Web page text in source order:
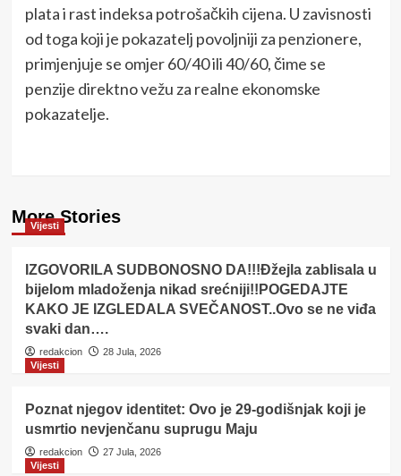
plata i rast indeksa potrošačkih cijena. U zavisnosti
od toga koji je pokazatelj povoljniji za penzionere,
primjenjuje se omjer 60/40 ili 40/60, čime se
penzije direktno vežu za realne ekonomske
pokazatelje.
More Stories
Vijesti
IZGOVORILA SUDBONOSNO DA!!!Đžejla zablisala u
bijelom mladoženja nikad srećniji!!POGEDAJTE
KAKO JE IZGLEDALA SVEČANOST..Ovo se ne viđa
svaki dan….
redakcion
28 Jula, 2026
Vijesti
Poznat njegov identitet: Ovo je 29-godišnjak koji je
usmrtio nevjenčanu suprugu Maju
redakcion
27 Jula, 2026
Vijesti